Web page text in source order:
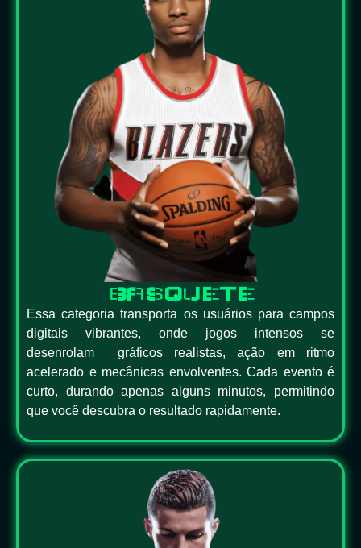
BASQUETE
Essa categoria transporta os usuários para campos
digitais vibrantes, onde jogos intensos se
desenrolam gráficos realistas, ação em ritmo
acelerado e mecânicas envolventes. Cada evento é
curto, durando apenas alguns minutos, permitindo
que você descubra o resultado rapidamente.